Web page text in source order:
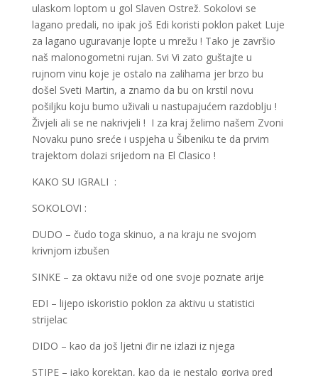
ulaskom loptom u gol Slaven Ostrež. Sokolovi se
lagano predali, no ipak još Edi koristi poklon paket Luje
za lagano uguravanje lopte u mrežu ! Tako je završio
naš malonogometni rujan. Svi Vi zato guštajte u
rujnom vinu koje je ostalo na zalihama jer brzo bu
došel Sveti Martin, a znamo da bu on krstil novu
pošiljku koju bumo uživali u nastupajućem razdoblju !
Živjeli ali se ne nakrivjeli ! I za kraj želimo našem Zvoni
Novaku puno sreće i uspjeha u Šibeniku te da prvim
trajektom dolazi srijedom na El Clasico !
KAKO SU IGRALI :
SOKOLOVI :
DUDO – čudo toga skinuo, a na kraju ne svojom
krivnjom izbušen
SINKE – za oktavu niže od one svoje poznate arije
EDI – lijepo iskoristio poklon za aktivu u statistici
strijelac
DIDO – kao da još ljetni đir ne izlazi iz njega
STIPE – iako korektan, kao da je nestalo goriva pred